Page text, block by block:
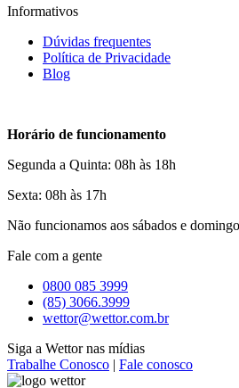
Informativos
Dúvidas frequentes
Política de Privacidade
Blog
Horário de funcionamento
Segunda a Quinta: 08h às 18h
Sexta: 08h às 17h
Não funcionamos aos sábados e
Fale com a gente
0800 085 3999
(85) 3066.3999
wettor@wettor.com.br
Siga a Wettor nas mídias
Trabalhe Conosco | Fale conosco